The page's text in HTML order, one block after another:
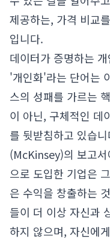
제공하는, 가격 비교
입니다.
데이터가 증명하는
'개인화'라는 단어는
스의 성패를 가르는
이 아닌, 구체적인 데
를 뒷받침하고 있습
(McKinsey)의 보고
으로 도입한 기업은
은 수익을 창출하는
들이 더 이상 자신과
하지 않으며, 자신에